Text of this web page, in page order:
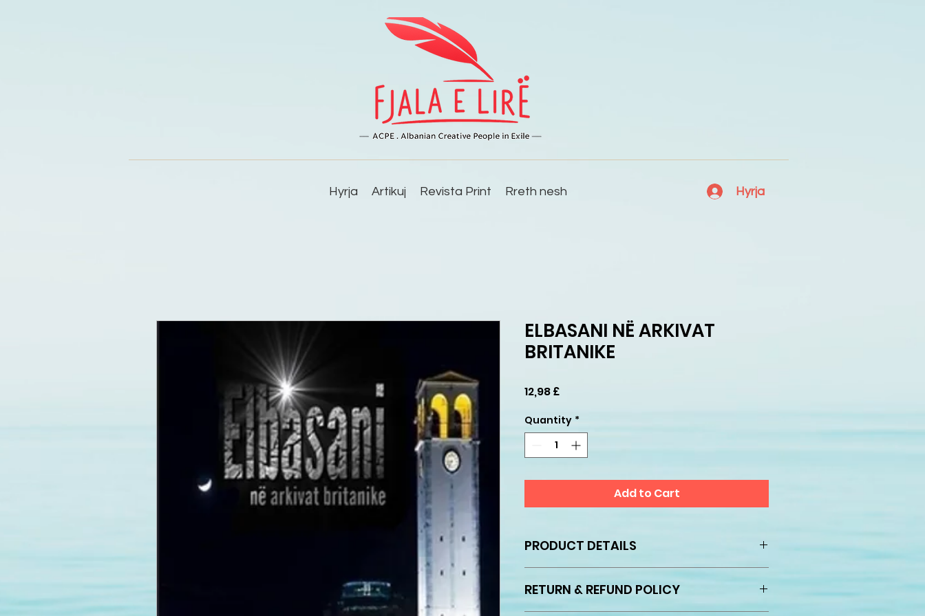
Hyrja Artikuj Revista Print Rreth nesh Hyrja
ELBASANI NË ARKIVAT
BRITANIKE
12,98 £Price
Quantity *
Add to Cart
PRODUCT DETAILS
Copyright
ACPE (Standard
Copyright Licence)
RETURN & REFUND POLICY